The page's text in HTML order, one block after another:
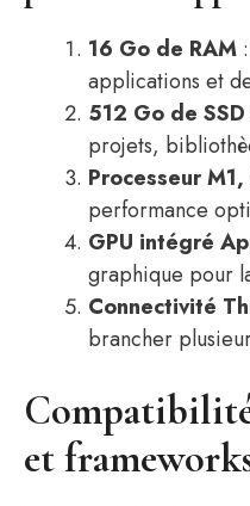
16 Go de RAM
applications et
512 Go de SSD
projets,
Processeur
performance
GPU intégré
graphique pour
Connectivité
brancher
et